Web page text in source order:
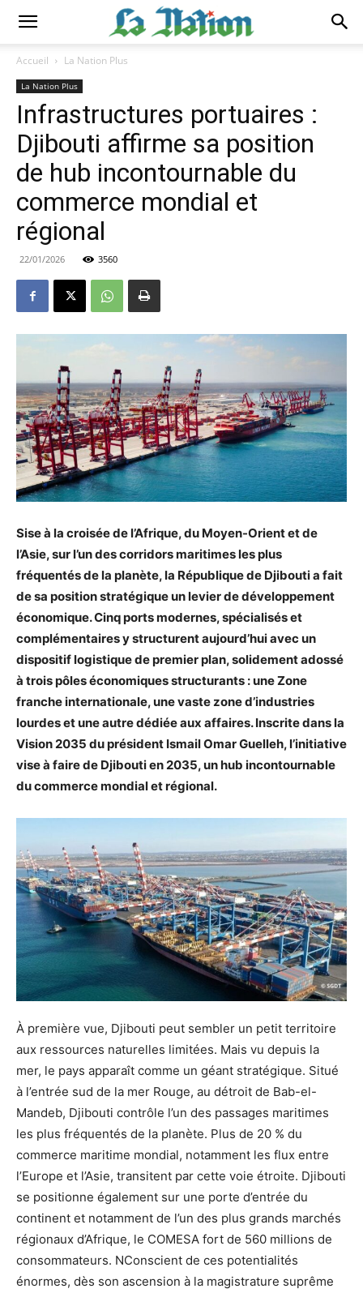
Accueil La Nation Plus
La Nation Plus
Infrastructures portuaires :
Djibouti affirme sa position
de hub incontournable du
commerce mondial et
régional
22/01/2026 3560
Sise à la croisée de l’Afrique, du Moyen-Orient et de
l’Asie, sur l’un des corridors maritimes les plus
fréquentés de la planète, la République de Djibouti a fait
de sa position stratégique un levier de développement
économique. Cinq ports modernes, spécialisés et
complémentaires y structurent aujourd’hui avec un
dispositif logistique de premier plan, solidement adossé
à trois pôles économiques structurants : une Zone
franche internationale, une vaste zone d’industries
lourdes et une autre dédiée aux affaires. Inscrite dans la
Vision 2035 du président Ismail Omar Guelleh, l’initiative
vise à faire de Djibouti en 2035, un hub incontournable
du commerce mondial et régional.
À première vue, Djibouti peut sembler un petit territoire
aux ressources naturelles limitées. Mais vu depuis la
mer, le pays apparaît comme un géant stratégique. Situé
à l’entrée sud de la mer Rouge, au détroit de Bab-el-
Mandeb, Djibouti contrôle l’un des passages maritimes
les plus fréquentés de la planète. Plus de 20 % du
commerce maritime mondial, notamment les flux entre
l’Europe et l’Asie, transitent par cette voie étroite. Djibouti
se positionne également sur une porte d’entrée du
continent et notamment de l’un des plus grands marchés
régionaux d’Afrique, le COMESA fort de 560 millions de
consommateurs. NConscient de ces potentialités
énormes, dès son ascension à la magistrature suprême